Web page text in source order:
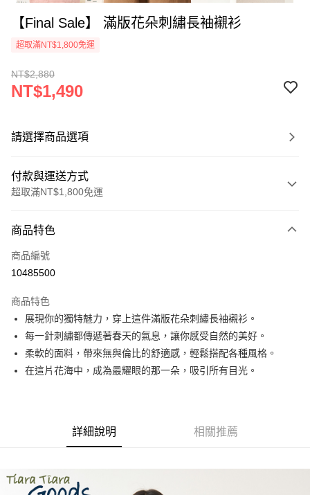
【Final Sale】 滿版花朵刺繡長袖襯衫
超取滿NT$1,800免運
NT$2,880
NT$1,490
請選擇商品選項
付款與運送方式
超取滿NT$1,800免運
信用卡一次付款
超商取貨付款
Apple Pay
街口支付
悠遊付
【關於「AFTEE先享後付」】
AFTEE先享後付是「在收到商品之後才付款」的支付方式。 讓您購物簡單
ATM付款
商品特色
商品編號
10485500
商品特色
展現你的獨特魅力，穿上這件滿版花朵刺繡長袖襯衫。
每一針刺繡都傳遞著春天的氣息，讓你感受自然的美好。
柔軟的面料，帶來無與倫比的舒適感，輕鬆搭配各種風格。
在這片花海中，成為最耀眼的那一朵，吸引所有目光。
詳細說明 相關推薦